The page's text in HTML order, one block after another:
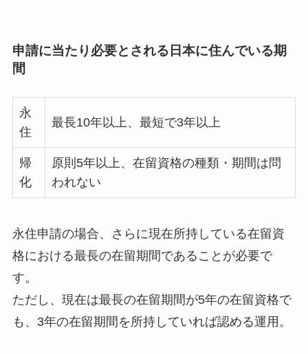
申請に当たり必要とされる日本に住んでいる期
間
永
住
最長10年以上、最短で3年以上
帰
化
原則5年以上、在留資格の種類・期間は問
われない
永住申請の場合、さらに現在所持している在留資
格における最長の在留期間であることが必要で
す。
ただし、現在は最長の在留期間が5年の在留資格で
も、3年の在留期間を所持していれば認める運用。